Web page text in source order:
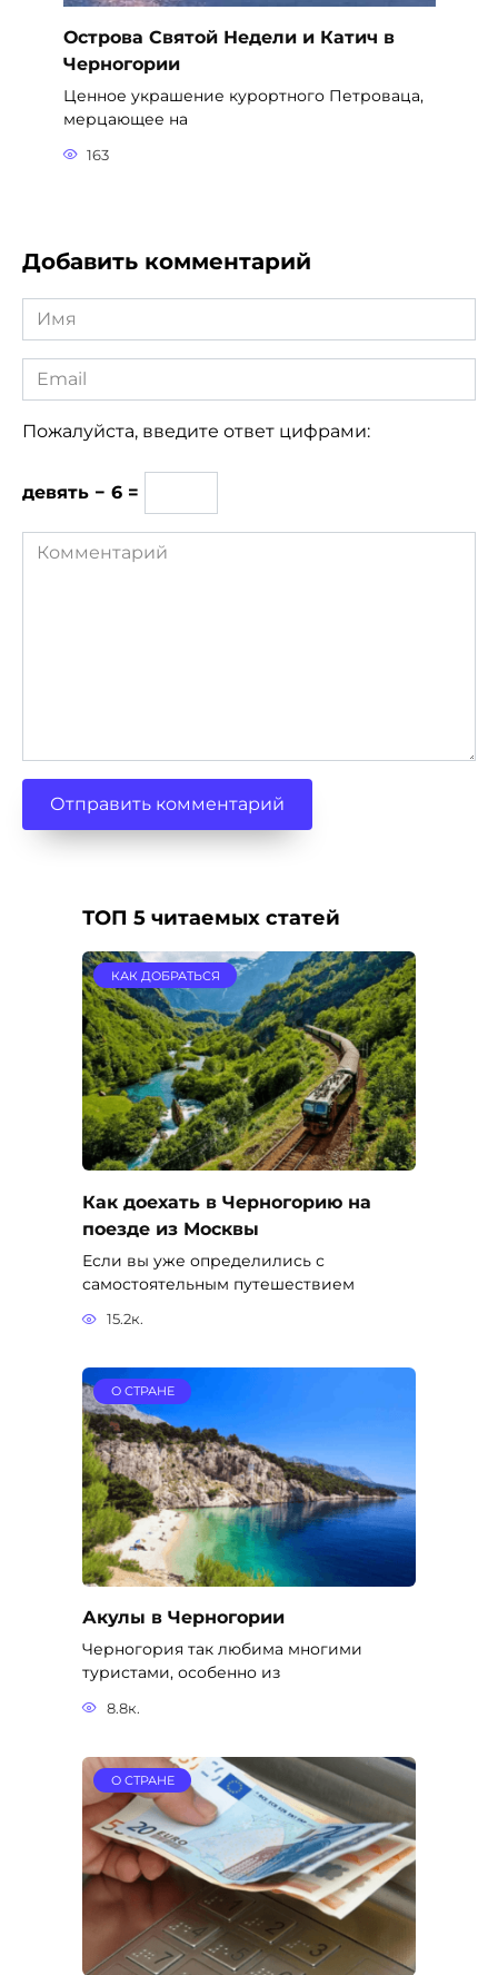
Острова Святой Недели и Катич в
Черногории
Ценное украшение курортного Петроваца,
мерцающее на
163
Добавить комментарий
Имя
*
Email
*
Пожалуйста, введите ответ цифрами:
девять − 6 =
Комментарий
ТОП 5 читаемых статей
КАК ДОБРАТЬСЯ
Как доехать в Черногорию на
поезде из Москвы
Если вы уже определились с
самостоятельным путешествием
15.2к.
О СТРАНЕ
Акулы в Черногории
Черногория так любима многими
туристами, особенно из
8.8к.
О СТРАНЕ